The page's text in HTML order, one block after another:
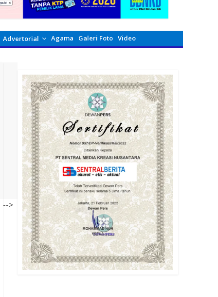
Advertorial Agama Galeri Foto Video
-->